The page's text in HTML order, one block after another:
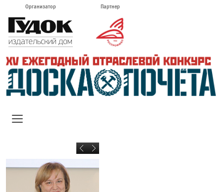
Организатор Партнер